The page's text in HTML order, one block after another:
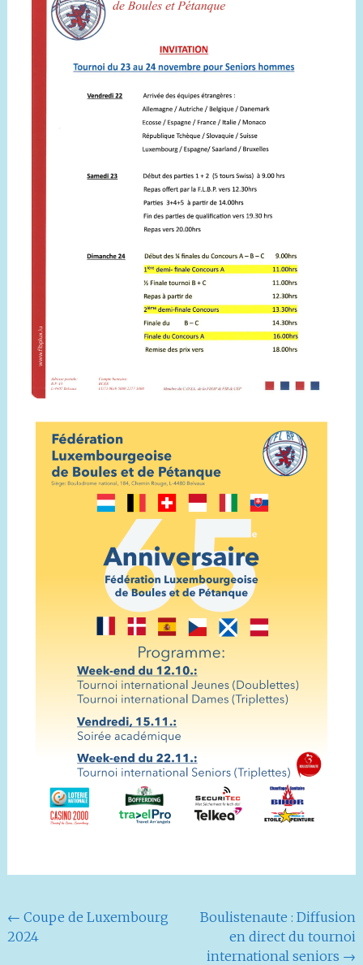
Navigation
de
← Coupe de Luxembourg
2024
Boulistenaute : Diffusion
en direct du tournoi
international seniors →